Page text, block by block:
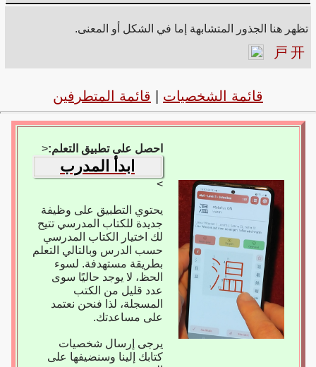
تظهر هنا الجذور المتشابهة إما في الشكل أو المعنى.
戸 开
قائمة الشخصيات قائمة المتطرفين
احصل على تطبيق التعلم:<
ابدأ المدرب
>
يحتوي التطبيق على وظيفة
جديدة للكتاب المدرسي تتيح
لك اختيار الكتاب المدرسي
حسب الدرس وبالتالي التعلم
بطريقة مستهدفة. لسوء
الحظ، لا يوجد حاليًا سوى
عدد قليل من الكتب
المسجلة، لذا فنحن نعتمد
على مساعدتك.
يرجى إرسال شخصيات
كتابك إلينا وسنضيفها على